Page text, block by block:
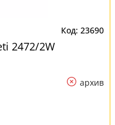
23690
2472/2W
архив